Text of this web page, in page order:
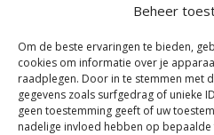
Beheer
Om de beste ervaringen te bieden,
cookies om informatie over je
raadplegen. Door in te stemmen met
gegevens zoals surfgedrag of unieke
geen toestemming geeft of uw
nadelige invloed hebben op